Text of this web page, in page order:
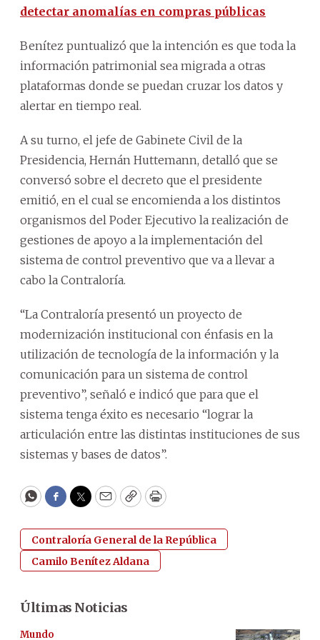
detectar anomalías en compras públicas
Benítez puntualizó que la intención es que toda la
información patrimonial sea migrada a otras
plataformas donde se puedan cruzar los datos y
alertar en tiempo real.
A su turno, el jefe de Gabinete Civil de la
Presidencia, Hernán Huttemann, detalló que se
conversó sobre el decreto que el presidente
emitió, en el cual se encomienda a los distintos
organismos del Poder Ejecutivo la realización de
gestiones de apoyo a la implementación del
sistema de control preventivo que va a llevar a
cabo la Contraloría.
“La Contraloría presentó un proyecto de
modernización institucional con énfasis en la
utilización de tecnología de la información y la
comunicación para un sistema de control
preventivo”, señaló e indicó que para que el
sistema tenga éxito es necesario “lograr la
articulación entre las distintas instituciones de sus
sistemas y bases de datos”.
WhatsApp
Facebook
Twitter
EmailCopyPrint
Contraloría General de la República
Camilo Benítez Aldana
Últimas Noticias
Mundo